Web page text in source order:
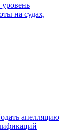
на судах,
апелляцию